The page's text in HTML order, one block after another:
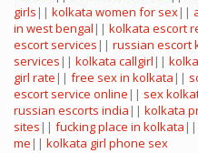
girls || kolkata women for sex||
in west bengal || kolkata escort
escort services || russian escort
services || kolkata callgirl ||
girl rate || free sex in kolkata ||
escort service online || sex
russian escorts india || kolkata
sites || fucking place in kolkata ||
me || kolkata girl phone sex